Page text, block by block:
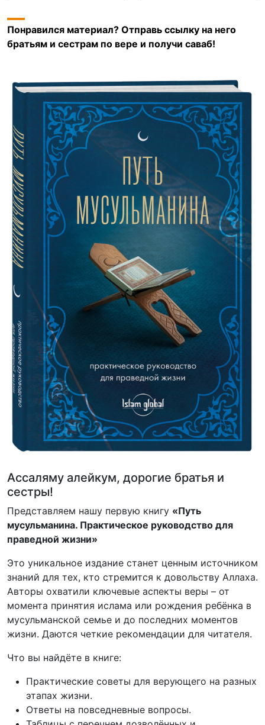
Понравился материал? Отправь ссылку на него
братьям и сестрам по вере и получи саваб!
Ассаляму алейкум, дорогие братья и
сестры!
Представляем нашу первую книгу «Путь
мусульманина. Практическое руководство для
праведной жизни»
Это уникальное издание станет ценным источником
знаний для тех, кто стремится к довольству Аллаха.
Авторы охватили ключевые аспекты веры – от
момента принятия ислама или рождения ребёнка в
мусульманской семье и до последних моментов
жизни. Даются четкие рекомендации для читателя.
Что вы найдёте в книге:
Практические советы для верующего на разных
этапах жизни.
Ответы на повседневные вопросы.